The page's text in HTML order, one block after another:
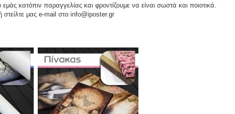
κατόπιν παραγγελίας και φροντίζουμε να είναι σωστά και ποιοτικά.
στείλτε μας e-mail στο info@iposter.gr